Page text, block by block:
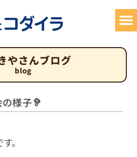
やさんブログ
blog
様子🦻
。